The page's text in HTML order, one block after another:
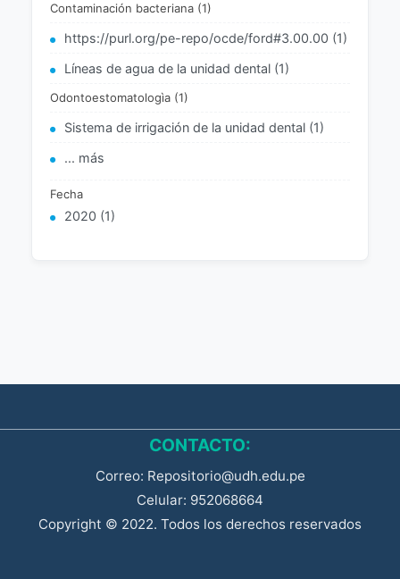
Contaminación bacteriana (1)
https://purl.org/pe-repo/ocde/ford#3.00.00 (1)
Líneas de agua de la unidad dental (1)
Odontoestomatologìa (1)
Sistema de irrigación de la unidad dental (1)
... más
Fecha
2020 (1)
CONTACTO:
Correo: Repositorio@udh.edu.pe
Celular: 952068664
Copyright © 2022. Todos los derechos reservados